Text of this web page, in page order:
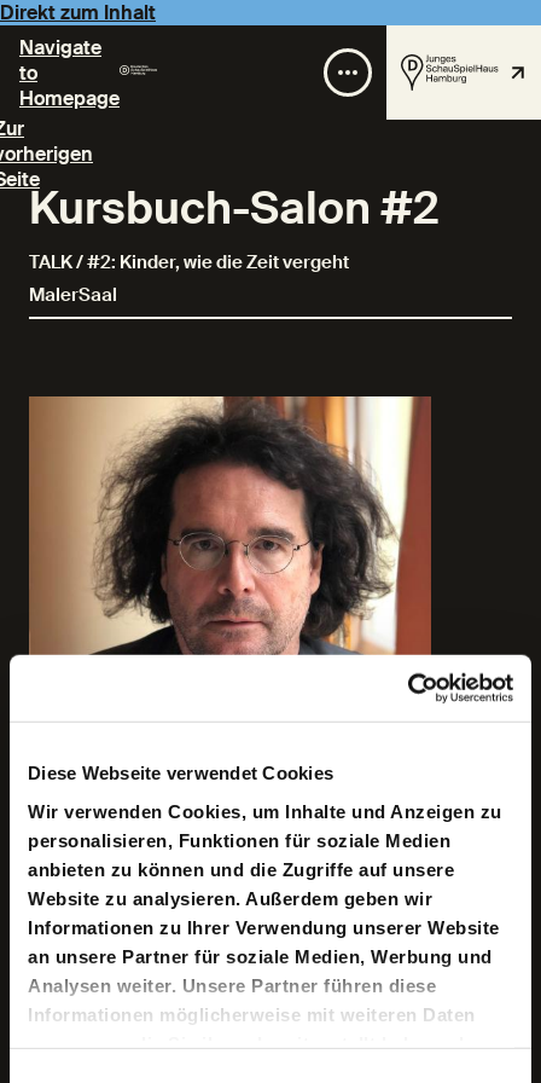
Diese Webseite verwendet Cookies
Wir verwenden Cookies, um Inhalte und Anzeigen zu
personalisieren, Funktionen für soziale Medien
anbieten zu können und die Zugriffe auf unsere
Website zu analysieren. Außerdem geben wir
Informationen zu Ihrer Verwendung unserer Website
an unsere Partner für soziale Medien, Werbung und
Analysen weiter. Unsere Partner führen diese
Informationen möglicherweise mit weiteren Daten
Direkt zum Inhalt
Navigate
to
Homepage
Kursbuch-Salon #2
TALK / #2: Kinder, wie die Zeit vergeht
MalerSaal
Copyright ©: Katrin Binner, privat